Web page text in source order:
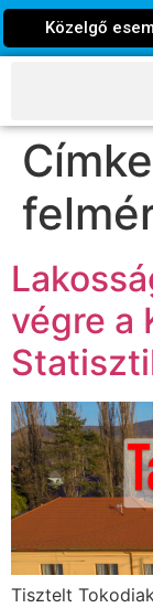
Közelgő
végre a
Tisztelt